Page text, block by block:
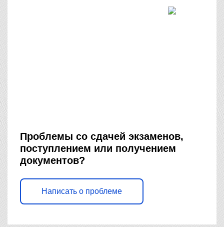
Проблемы со сдачей экзаменов,
поступлением или получением
документов?
Написать о проблеме